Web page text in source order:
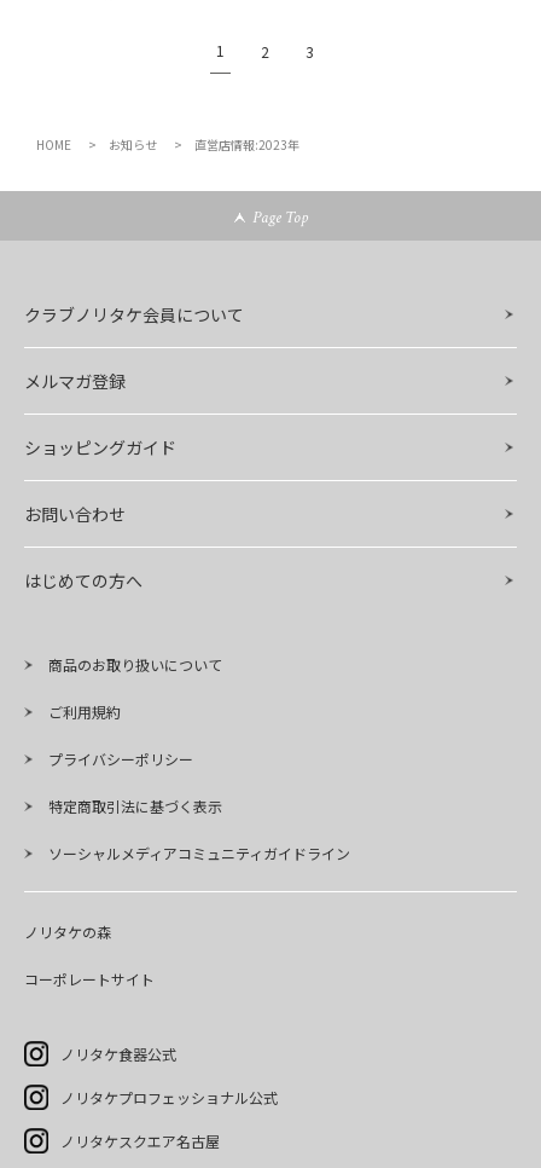
1 2 3
HOME お知らせ 直営店情報:2023年
Page Top
クラブノリタケ会員について
メルマガ登録
ショッピングガイド
お問い合わせ
はじめての方へ
商品のお取り扱いについて
ご利用規約
プライバシーポリシー
特定商取引法に基づく表示
ソーシャルメディアコミュニティガイドライン
ノリタケの森
コーポレートサイト
ノリタケ食器公式
ノリタケプロフェッショナル公式
ノリタケスクエア名古屋